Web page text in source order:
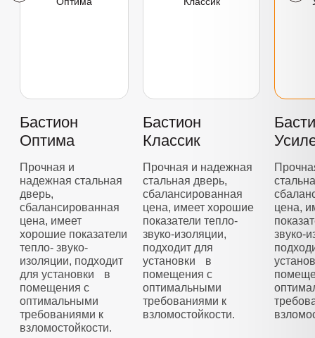
Бастион
Оптима
Прочная и
надежная стальная
дверь,
сбалансированная
цена, имеет
хорошие показатели
тепло- звуко-
изоляции, подходит
для установки в
помещения с
оптимальными
требованиями к
взломостойкости.
Бастион
Классик
Прочная и надежная
стальная дверь,
сбалансированная
цена, имеет хорошие
показатели тепло-
звуко-изоляции,
подходит для
установки в
помещения с
оптимальными
требованиями к
взломостойкости.
цена,
звуко-